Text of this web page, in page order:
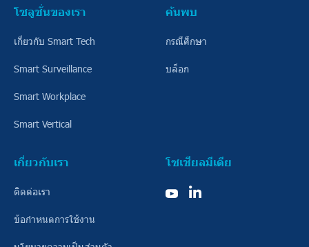
โซลูชั่นของเรา
เกี่ยวกับ Smart Tech
Smart Surveillance
Smart Workplace
Smart Vertical
ค้นพบ
กรณีศึกษา
บล็อก
เกี่ยวกับเรา
ติดต่อเรา
ข้อกําหนดการใช้งาน
โซเชียลมีเดีย